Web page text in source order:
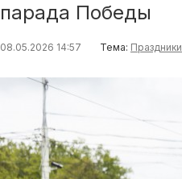
парада Победы
08.05.2026 14:57 Тема: Праздники